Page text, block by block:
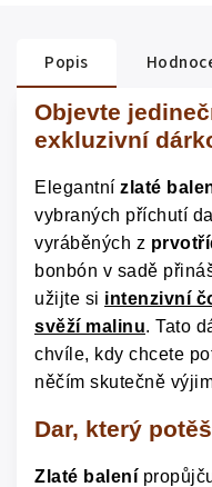
Popis
Objevte
exkluzivní
Elegantní zlaté
vybraných příchutí
vyráběných z
bonbón v sadě
užijte si intenzivní
svěží malinu. Tato
chvíle, kdy chcete
něčím skutečně
Dar, který
Zlaté balení